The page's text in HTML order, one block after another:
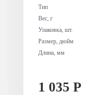
Тип
Вес, г
Упаковка, шт.
Размер, дюйм
Длина, мм
1 035 Р